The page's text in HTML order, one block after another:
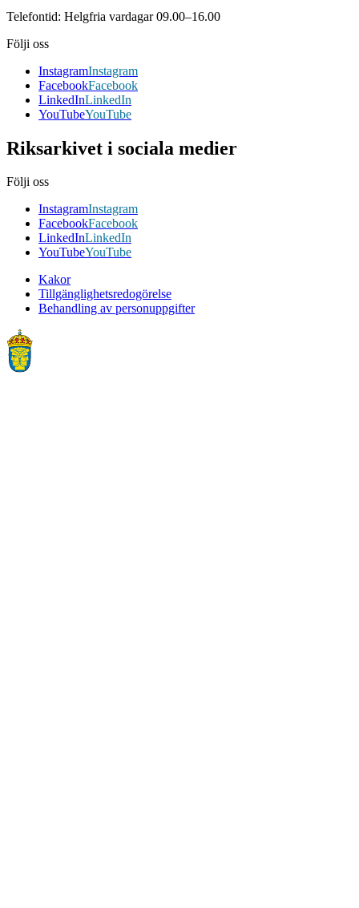
Telefontid: Helgfria vardagar 09.00–16.00
Följi oss
InstagramInstagram
FacebookFacebook
LinkedInLinkedIn
YouTubeYouTube
Riksarkivet i sociala medier
Följi oss
InstagramInstagram
FacebookFacebook
LinkedInLinkedIn
YouTubeYouTube
Kakor
Tillgänglighetsredogörelse
Behandling av personuppgifter